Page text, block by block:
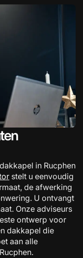
in Rucphen
stelt u eenvoudig
de afwerking
U ontvangt
Onze adviseurs
ontwerp voor
dakkapel die
aan alle